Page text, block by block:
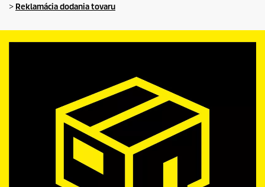
> Reklamácia dodania tovaru